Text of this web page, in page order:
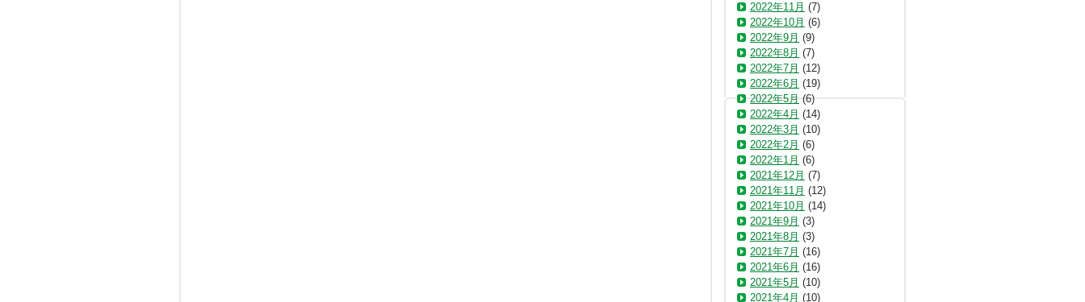
2022年11月 (7)
2022年10月 (6)
2022年9月 (9)
2022年8月 (7)
2022年7月 (12)
2022年6月 (19)
2022年5月 (6)
2022年4月 (14)
2022年3月 (10)
2022年2月 (6)
2022年1月 (6)
2021年12月 (7)
2021年11月 (12)
2021年10月 (14)
2021年9月 (3)
2021年8月 (3)
2021年7月 (16)
2021年6月 (16)
2021年5月 (10)
2021年4月 (10)